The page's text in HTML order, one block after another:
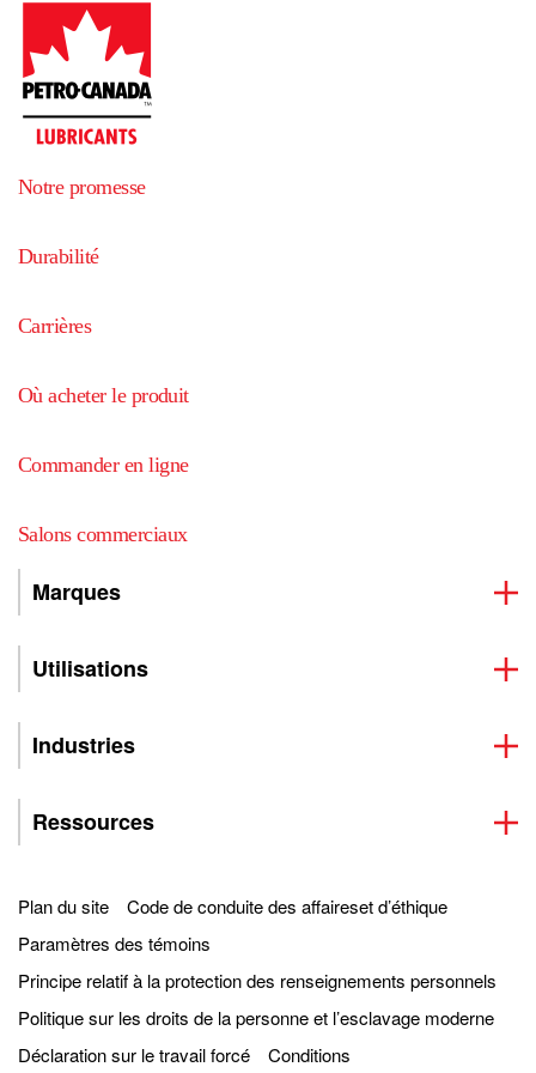
Notre promesse
Durabilité
Carrières
Où acheter le produit
Commander en ligne
Salons commerciaux
Marques
Utilisations
Industries
Ressources
Plan du site
Code de conduite des affaireset d’éthique
Paramètres des témoins
Principe relatif à la protection des renseignements personnels
Politique sur les droits de la personne et l’esclavage moderne
Déclaration sur le travail forcé
Conditions